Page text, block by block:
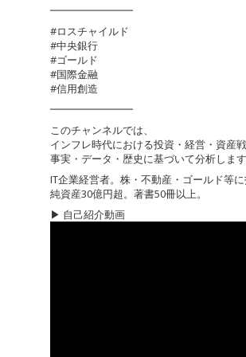
━━━━━━━━
#ロスチャイルド
#中央銀行
#ゴールド
#国際金融
#信用創造
━━━━━━━━
このチャンネルでは、
インフレ時代における投資・経営・資産戦
事実・データ・歴史に基づいて分析します
IT企業経営者。株・不動産・ゴールド等に
純資産30億円超。著書50冊以上。
▶ 自己紹介動画